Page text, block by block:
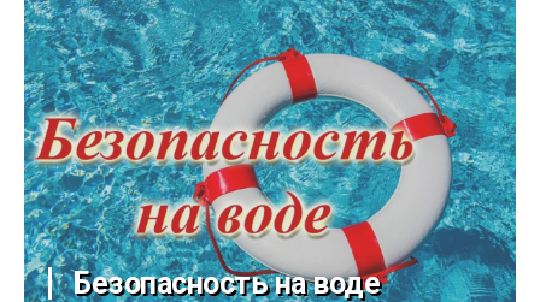
Безопасность на воде